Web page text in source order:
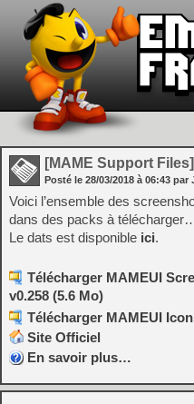
[MAME Support Files]
Posté le 28/03/2018 à 06:43 par
Voici l’ensemble des
dans des packs à
Le dats est disponible ici.
Télécharger MAMEUI
v0.258 (5.6 Mo)
Télécharger MAMEUI
Site Officiel
En savoir plus…